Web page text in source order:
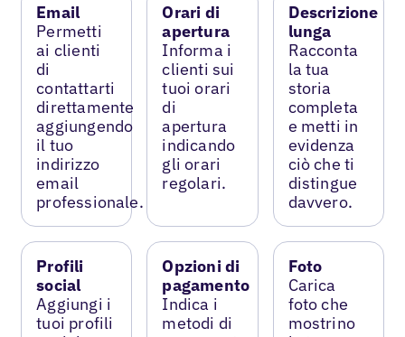
Email
Permetti
ai clienti
di
contattarti
direttamente
aggiungendo
il tuo
indirizzo
email
professionale.
Orari di
apertura
Informa i
clienti sui
tuoi orari
di
apertura
indicando
gli orari
regolari.
Descrizione
lunga
Racconta
la tua
storia
completa
e metti in
evidenza
ciò che ti
distingue
davvero.
Profili
social
Aggiungi i
tuoi profili
Opzioni di
pagamento
Indica i
metodi di
Foto
Carica
foto che
mostrino